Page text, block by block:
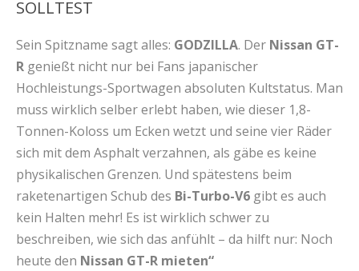
SOLLTEST
Sein Spitzname sagt alles: GODZILLA. Der Nissan GT-
R genießt nicht nur bei Fans japanischer
Hochleistungs-Sportwagen absoluten Kultstatus. Man
muss wirklich selber erlebt haben, wie dieser 1,8-
Tonnen-Koloss um Ecken wetzt und seine vier Räder
sich mit dem Asphalt verzahnen, als gäbe es keine
physikalischen Grenzen. Und spätestens beim
raketenartigen Schub des Bi-Turbo-V6 gibt es auch
kein Halten mehr! Es ist wirklich schwer zu
beschreiben, wie sich das anfühlt – da hilft nur: Noch
heute den Nissan GT-R mieten“